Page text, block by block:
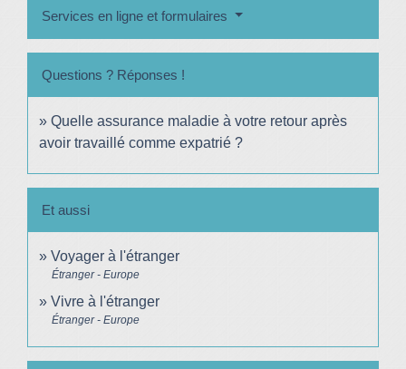
Services en ligne et formulaires
Questions ? Réponses !
Quelle assurance maladie à votre retour après
avoir travaillé comme expatrié ?
Et aussi
Voyager à l'étranger
Étranger - Europe
Vivre à l'étranger
Étranger - Europe